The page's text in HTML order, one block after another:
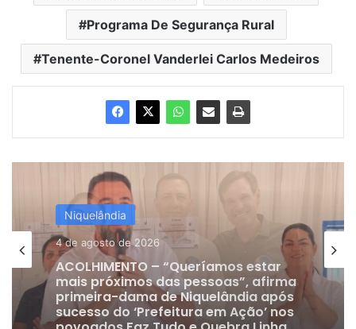
Programa De Segurança Rural
Tenente-Coronel Vanderlei Carlos Medeiros
Niquelândia
24 de julho de 2026
DE OLHO EM 2028 | Vice-prefeito
Gervam Freitas oficializa apoio a
Lissauer Vieira após rompimento
com prefeito em Niquelândia